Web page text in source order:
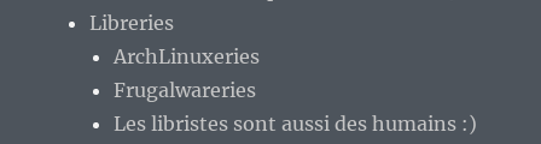
Libreries
ArchLinuxeries
Frugalwareries
Les libristes sont aussi des humains :)